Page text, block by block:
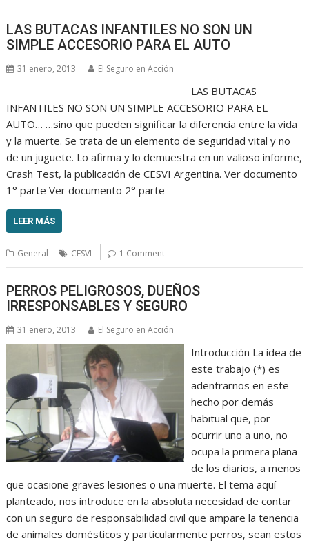
LAS BUTACAS INFANTILES NO SON UN
SIMPLE ACCESORIO PARA EL AUTO
31 enero, 2013 El Seguro en Acción
LAS BUTACAS
INFANTILES NO SON UN SIMPLE ACCESORIO PARA EL
AUTO… …sino que pueden significar la diferencia entre la vida
y la muerte. Se trata de un elemento de seguridad vital y no
de un juguete. Lo afirma y lo demuestra en un valioso informe,
Crash Test, la publicación de CESVI Argentina. Ver documento
1° parte Ver documento 2° parte
LEER MÁS
General CESVI 1 Comment
PERROS PELIGROSOS, DUEÑOS
IRRESPONSABLES Y SEGURO
31 enero, 2013 El Seguro en Acción
Introducción La idea de
este trabajo (*) es
adentrarnos en este
hecho por demás
habitual que, por
ocurrir uno a uno, no
ocupa la primera plana
de los diarios, a menos
que ocasione graves lesiones o una muerte. El tema aquí
planteado, nos introduce en la absoluta necesidad de contar
con un seguro de responsabilidad civil que ampare la tenencia
de animales domésticos y particularmente perros, sean estos